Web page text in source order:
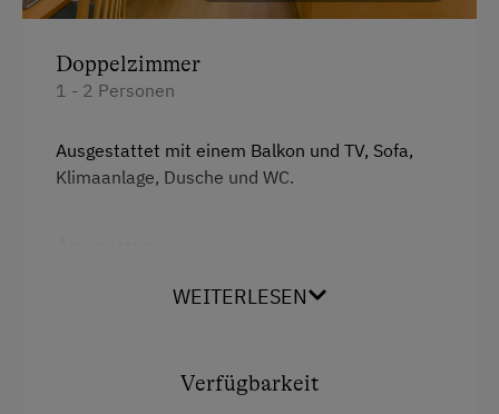
Ab-Hof-Verkauf
Garten/Wiese
Doppelzimmer
1 - 2 Personen
Ausgestattet mit einem Balkon und TV, Sofa,
Klimaanlage, Dusche und WC.
Doppelbett (Kingsize)
WEITERLESEN
Verfügbarkeit